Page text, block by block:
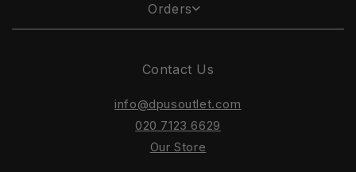
Orders
Contact Us
info@dpusoutlet.com
020 7123 6629
Our Store